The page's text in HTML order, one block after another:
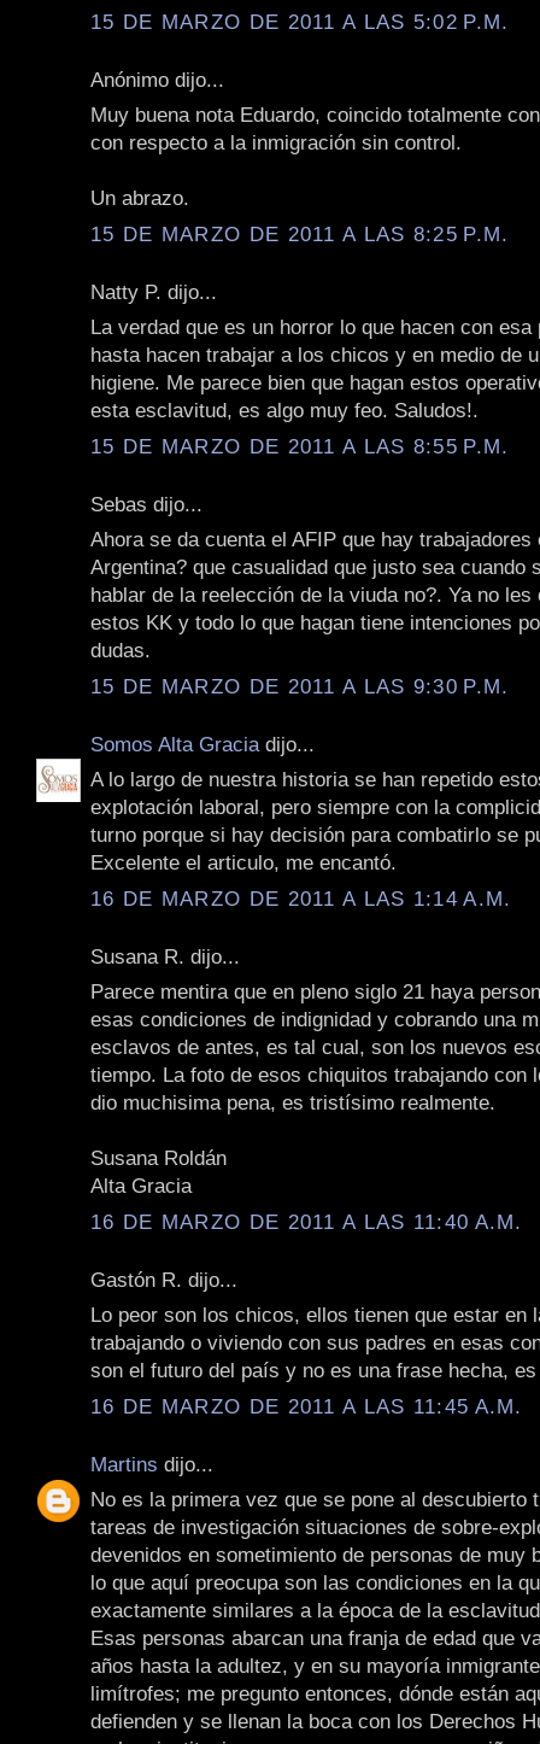
15 DE MARZO DE 2011 A LAS 5:02 P.M.
Anónimo dijo...
Muy buena nota Eduardo, coincido totalmente
con respecto a la inmigración sin control.
Un abrazo.
15 DE MARZO DE 2011 A LAS 8:25 P.M.
Natty P. dijo...
La verdad que es un horror lo que hacen con esa
hasta hacen trabajar a los chicos y en medio de
higiene. Me parece bien que hagan estos
esta esclavitud, es algo muy feo. Saludos!.
15 DE MARZO DE 2011 A LAS 8:55 P.M.
Sebas dijo...
Ahora se da cuenta el AFIP que hay trabajadores
Argentina? que casualidad que justo sea cuando
hablar de la reelección de la viuda no?. Ya no les
estos KK y todo lo que hagan tiene intenciones
dudas.
15 DE MARZO DE 2011 A LAS 9:30 P.M.
Somos Alta Gracia dijo...
A lo largo de nuestra historia se han repetido
explotación laboral, pero siempre con la
turno porque si hay decisión para combatirlo se
Excelente el articulo, me encantó.
16 DE MARZO DE 2011 A LAS 1:14 A.M.
Susana R. dijo...
Parece mentira que en pleno siglo 21 haya
esas condiciones de indignidad y cobrando una
esclavos de antes, es tal cual, son los nuevos
tiempo. La foto de esos chiquitos trabajando con
dio muchisima pena, es tristísimo realmente.
Susana Roldán
Alta Gracia
16 DE MARZO DE 2011 A LAS 11:40 A.M.
Gastón R. dijo...
Lo peor son los chicos, ellos tienen que estar en
trabajando o viviendo con sus padres en esas
son el futuro del país y no es una frase hecha,
16 DE MARZO DE 2011 A LAS 11:45 A.M.
Martins dijo...
No es la primera vez que se pone al descubierto
tareas de investigación situaciones de sobre-
devenidos en sometimiento de personas de muy
lo que aquí preocupa son las condiciones en la
exactamente similares a la época de la
Esas personas abarcan una franja de edad que
años hasta la adultez, y en su mayoría
limítrofes; me pregunto entonces, dónde están
defienden y se llenan la boca con los Derechos